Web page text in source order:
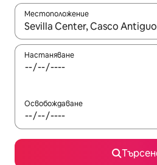
Местоположение
Когато резултатите се
Настаняване
Освобождаване